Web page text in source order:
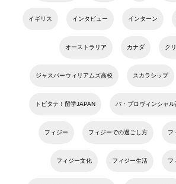
イギリス インタビュー インターン
オーストラリア カナダ ク
ジャスパーウィリアムズ高校 スカラシップ
トビタテ！留学JAPAN バ・プロヴィンシャル
フィジー フィジーでの過ごし方 フ
フィジー文化 フィジー生活 フ